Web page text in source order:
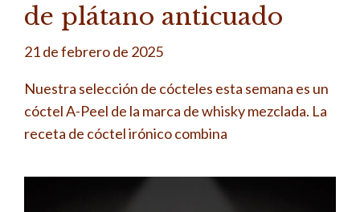
de plátano anticuado
21 de febrero de 2025
Nuestra selección de cócteles esta semana es un
cóctel A-Peel de la marca de whisky mezclada. La
receta de cóctel irónico combina